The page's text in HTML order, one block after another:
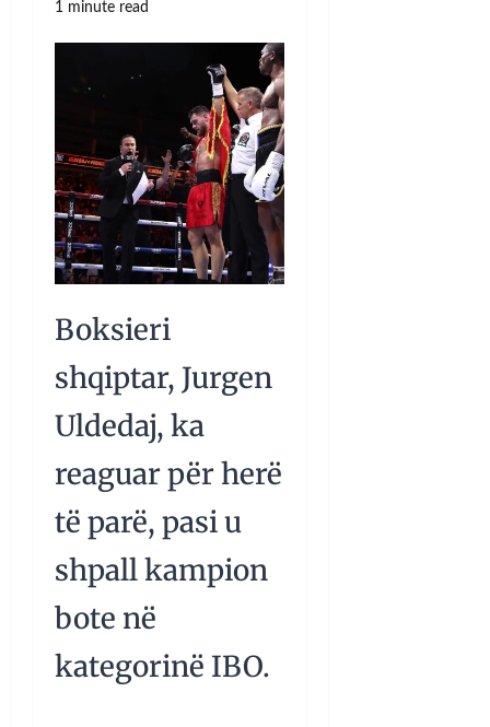
1 minute read
Boksieri
shqiptar, Jurgen
Uldedaj, ka
reaguar për herë
të parë, pasi u
shpall kampion
bote në
kategorinë IBO.